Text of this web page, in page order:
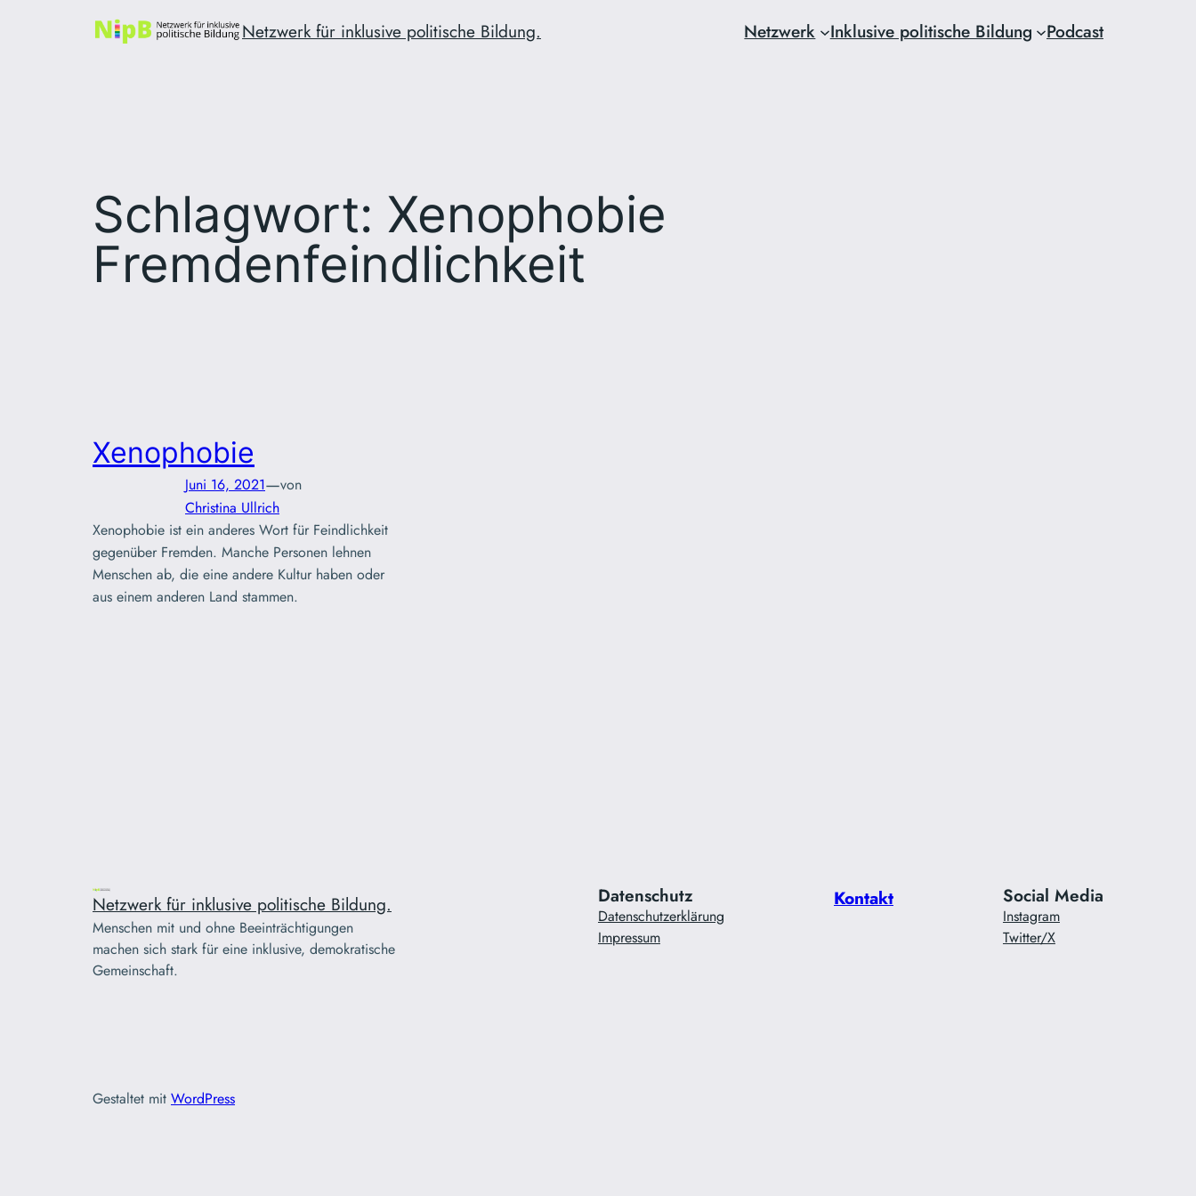
Netzwerk für inklusive politische Bildung. Netzwerk Inklusive politische Bildung Podcast
Schlagwort: Xenophobie
Fremdenfeindlichkeit
Xenophobie
Juni 16, 2021—von
Christina Ullrich
Xenophobie ist ein anderes Wort für Feindlichkeit
gegenüber Fremden. Manche Personen lehnen
Menschen ab, die eine andere Kultur haben oder
aus einem anderen Land stammen.
Netzwerk für inklusive politische Bildung.
Menschen mit und ohne Beeinträchtigungen
machen sich stark für eine inklusive, demokratische
Gemeinschaft.
Datenschutz
Datenschutzerklärung
Impressum
Kontakt Social Media
Instagram
Twitter/X
Gestaltet mit WordPress